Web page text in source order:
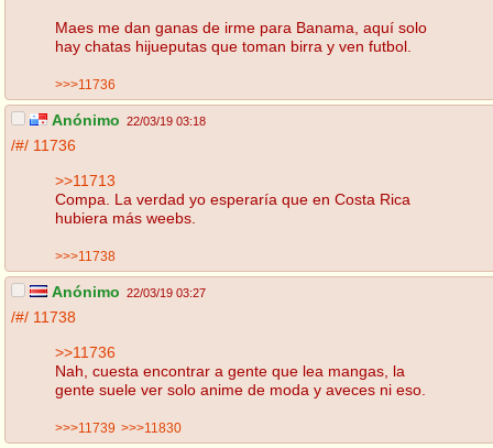
Maes me dan ganas de irme para Banama, aquí solo
hay chatas hijueputas que toman birra y ven futbol.
>>>11736
Anónimo 22/03/19 03:18
/#/ 11736
>>11713
Compa. La verdad yo esperaría que en Costa Rica
hubiera más weebs.
>>>11738
Anónimo 22/03/19 03:27
/#/ 11738
>>11736
Nah, cuesta encontrar a gente que lea mangas, la
gente suele ver solo anime de moda y aveces ni eso.
>>>11739 >>>11830